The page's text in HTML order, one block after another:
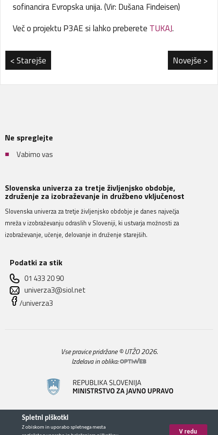
sofinancira Evropska unija. (Vir: Dušana Findeisen)
Več o projektu P3AE si lahko preberete TUKAJ.
< Starejše Novejše >
Spletni piškotki
Z obiskom in uporabo spletnega mesta
V redu
Ne spreglejte
Vabimo vas
Slovenska univerza za tretje življenjsko obdobje,
združenje za izobraževanje in družbeno vključenost
Slovenska univerza za tretje življenjsko obdobje je danes največja
mreža v izobraževanju odraslih v Sloveniji, ki ustvarja možnosti za
izobraževanje, učenje, delovanje in druženje starejših.
Podatki za stik
01 433 20 90
univerza3@siol.net
/univerza3
Vse pravice pridržane © UTŽO 2026.
Izdelava in oblika: